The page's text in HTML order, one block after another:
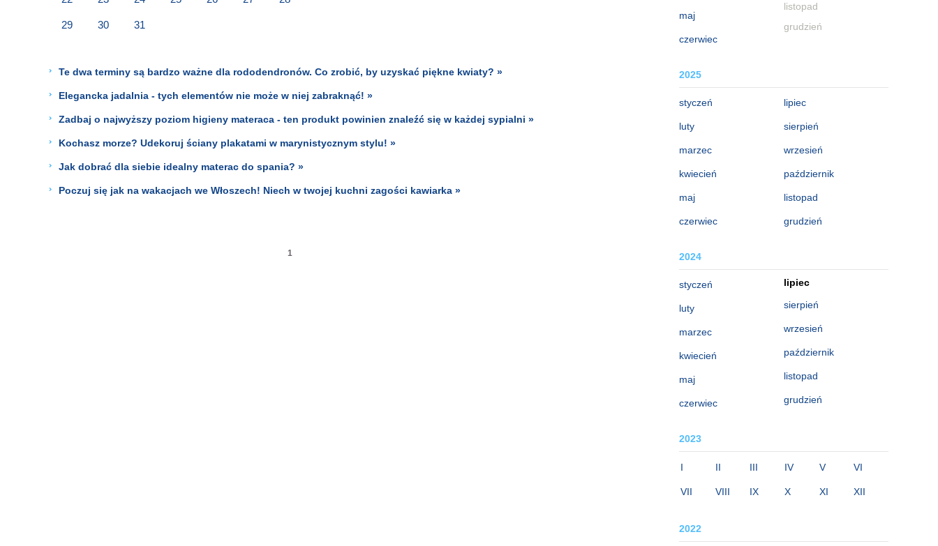
maj
czerwiec
listopad
grudzień
2025
styczeń
luty
marzec
kwiecień
maj
czerwiec
lipiec
sierpień
wrzesień
październik
listopad
grudzień
2024
styczeń
luty
marzec
kwiecień
maj
czerwiec
lipiec
sierpień
wrzesień
październik
listopad
grudzień
2023
I II III IV V VI
VII VIII IX X XI XII
2022
29 30 31
Te dwa terminy są bardzo ważne dla rododendronów. Co zrobić, by uzyskać piękne kwiaty? »
Elegancka jadalnia - tych elementów nie może w niej zabraknąć! »
Zadbaj o najwyższy poziom higieny materaca - ten produkt powinien znaleźć się w każdej sypialni »
Kochasz morze? Udekoruj ściany plakatami w marynistycznym stylu! »
Jak dobrać dla siebie idealny materac do spania? »
Poczuj się jak na wakacjach we Włoszech! Niech w twojej kuchni zagości kawiarka »
1